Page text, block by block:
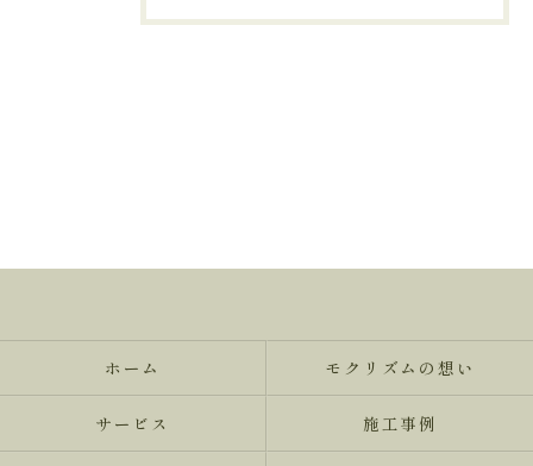
ホーム モクリズムの想い
サービス 施工事例